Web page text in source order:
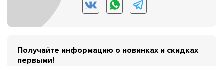
Получайте информацию о новинках и скидках
первыми!